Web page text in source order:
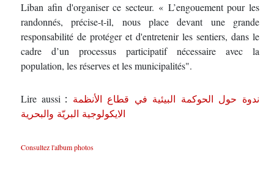
Liban afin d'organiser ce secteur. « L’engouement pour les
randonnés, précise-t-il, nous place devant une grande
responsabilité de protéger et d'entretenir les sentiers, dans le
cadre d’un processus participatif nécessaire avec la
population, les réserves et les municipalités".
Lire aussi : ندوة حول الحوكمة البيئية في قطاع الأنظمة
الايكولوجية البريّة والبحرية
Consultez l'album photos